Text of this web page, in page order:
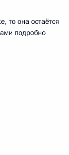
то она остаётся
подробно